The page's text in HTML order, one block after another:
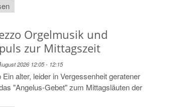
Orgelmusik und
zur Mittagszeit
2026 12:05 - 12:15
alter, leider in Vergessenheit geratener
"Angelus-Gebet" zum Mittagsläuten der